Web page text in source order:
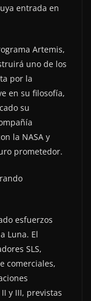
entrada en
Artemis,
uno de los
por la
en su filosofía,
su
la NASA y
prometedor.
esfuerzos
Luna. El
SLS,
comerciales,
y III, previstas